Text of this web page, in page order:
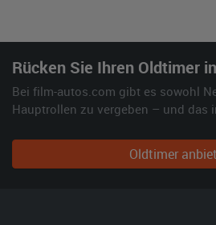
Rücken Sie Ihren Oldtimer
Bei film-autos.com gibt es sowohl
Hauptrollen zu vergeben – und das
Oldtimer